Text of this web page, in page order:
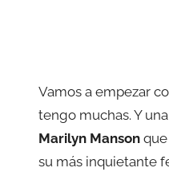
Vamos a empezar
tengo muchas. Y
Marilyn Manson
su más inquietante